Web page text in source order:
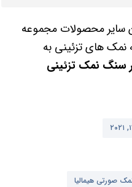
سایر محصولات مجموعه
نمک های تزئینی به
سنگ نمک تزئینی
صورتی هیمالیا